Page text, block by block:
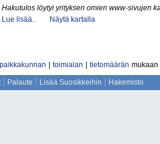
Hakutulos löytyi yrityksen omien www-sivujen
Lue lisää..
Näytä kartalla
paikkakunnan toimialan tietomäärän mukaan
Palaute Lisää Suosikkeihin Hakemisto